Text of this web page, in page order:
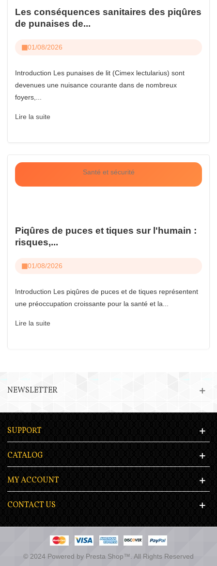
Les conséquences sanitaires des piqûres
de punaises de...
01/08/2026
Introduction Les punaises de lit (Cimex lectularius) sont
devenues une nuisance courante dans de nombreux
foyers,...
Lire la suite
Santé et sécurité
Piqûres de puces et tiques sur l'humain :
risques,...
01/08/2026
Introduction Les piqûres de puces et de tiques représentent
une préoccupation croissante pour la santé et la...
Lire la suite
NEWSLETTER
SUPPORT
CATALOG
MY ACCOUNT
CONTACT US
© 2024 Powered by Presta Shop™. All Rights Reserved